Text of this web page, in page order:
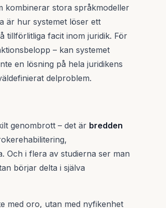
kombinerar stora språkmodeller
är hur systemet löser ett
tillförlitliga facit inom juridik. För
– kan systemet
en lösning på hela juridikens
delproblem.
genombrott – det är bredden
Och i flera av studierna ser man
börjar delta i själva
med oro, utan med nyfikenhet